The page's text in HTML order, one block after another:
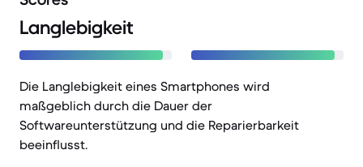
Langlebigkeit
Die Langlebigkeit eines Smartphones wird
maßgeblich durch die Dauer der
Softwareunterstützung und die Reparierbarkeit
beeinflusst.